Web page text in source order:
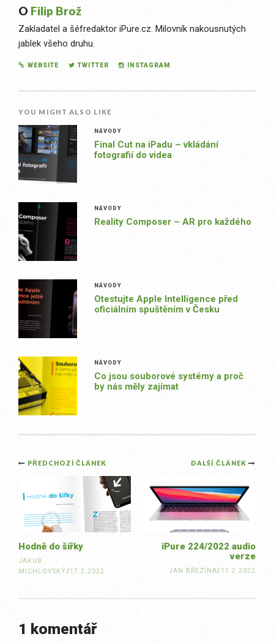
O Filip Brož
Zakladatel a šéfredaktor iPure.cz. Milovník nakousnutých
jablek všeho druhu.
WEBSITE TWITTER INSTAGRAM
YOU MIGHT ALSO LIKE
NÁVODY
Final Cut na iPadu – vkládání
fotografií do videa
NÁVODY
Reality Composer – AR pro každého
NÁVODY
Otestujte Apple Intelligence před
oficiálním spuštěním v Česku
NÁVODY
Co jsou souborové systémy a proč
by nás měly zajímat
Post
navigation
DALŠÍ ČLÁNEK
iPure 224/2022 audio
verze
JAN BŘEZINA/ 17.2.2022
PŘEDCHOZÍ ČLÁNEK
Hodně do šířky
JAKUB
MICHLOVSKÝ/17.2.2022
1 komentář